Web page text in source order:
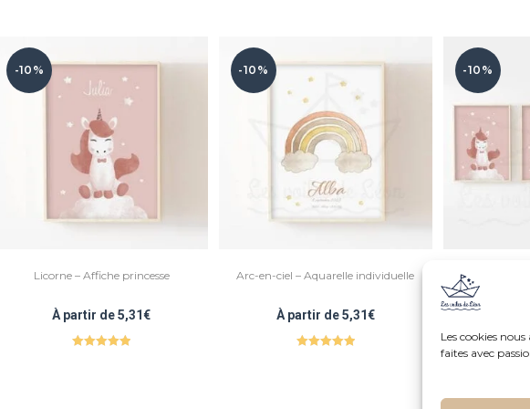
Les cookies
faites avec
-10%
Licorne – Affiche princesse
À partir de5,31€
-10%
Arc-en-ciel – Aquarelle individuelle
À partir de5,31€
-10%
Princesse –
À